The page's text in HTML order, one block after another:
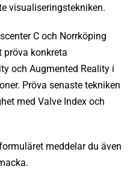
visualiseringstekniken.
C och Norrköping
pröva konkreta
och Augmented Reality i
Pröva senaste tekniken
med Valve Index och
meddelar du även